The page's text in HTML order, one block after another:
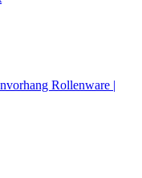
Rollenware |